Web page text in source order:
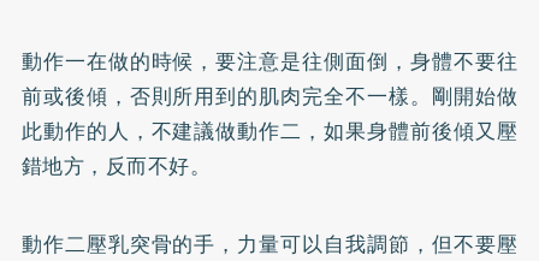
動作一在做的時候，要注意是往側面倒，身體不要往
前或後傾，否則所用到的肌肉完全不一樣。剛開始做
此動作的人，不建議做動作二，如果身體前後傾又壓
錯地方，反而不好。
動作二壓乳突骨的手，力量可以自我調節，但不要壓